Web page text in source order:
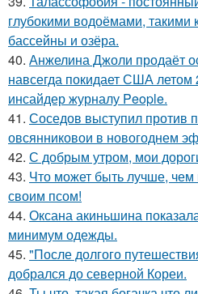
глубокими водоёмами, такими
бассейны и озёра.
40. Анжелина Джоли продаёт
навсегда покидает США летом
инсайдер журналу People.
41. Соседов выступил против
овсянниковои в новогоднем
42. С добрым утром, мои
43. Что может быть лучше, чем
своим псом!
44. Оксана акиньшина
минимум одежды.
45. "После долгого
добрался до северной Кореи.